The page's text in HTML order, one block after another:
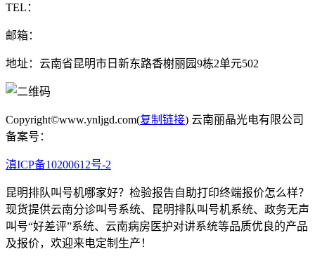
TEL：
邮箱：
地址：云南省昆明市日新东路香榭丽园9栋2单元502
Copyright©www.ynljgd.com(复制链接) 云南丽晶光电有限公司
备案号：
滇ICP备10200612号-2
昆明排队叫号机哪家好？检验报告自助打印终端报价怎么样？
现货提供云南分诊叫号系统、昆明排队叫号机系统、政务无声
叫号“好差评”系统、云南病房医护对讲系统等品质优良的产品
及报价，欢迎来电定制生产！